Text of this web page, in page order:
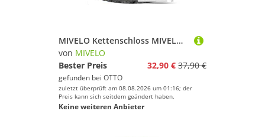
MIVELO Kettenschloss MIVELO FAHRRADSCHLOSS mit Zahlencode 85 cm Fahrrad Schloss, Vierkantstahl
von MIVELO
Bester Preis
32,90 € 37,90 €
gefunden bei OTTO
zuletzt überprüft am 08.08.2026 um 01:16; der
Preis kann sich seitdem geändert haben.
Keine weiteren Anbieter